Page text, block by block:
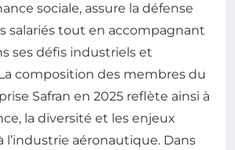
sociale, assure la défense
salariés tout en accompagnant
ses défis industriels et
composition des membres du
Safran en 2025 reflète ainsi à
la diversité et les enjeux
l’industrie aéronautique. Dans